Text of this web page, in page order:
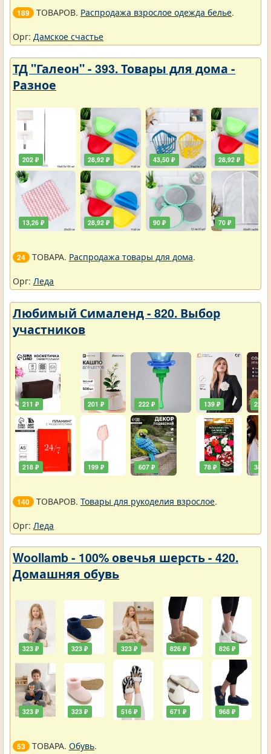
189 ТОВАРОВ. Распродажа взрослое одежда белье.
Орг: Дамское счастье
ТД "Галеон" - 393. Товары для дома -
Разное
202 ₽
13,26 ₽
28,92 ₽
28,92 ₽
43,50 ₽
90 ₽
28,92 ₽
70 ₽
24 ТОВАРА. Распродажа товары для дома.
Орг: Леда
Любимый Сималенд - 820. Выбор
участников
211 ₽
218 ₽
201 ₽
199 ₽
222 ₽
607 ₽
139 ₽
78 ₽
222 ₽
385 ₽
140 ТОВАРОВ. Товары для рукоделия взрослое.
Орг: Леда
Woollamb - 100% овечья шерсть - 420.
Домашняя обувь
323 ₽
323 ₽
323 ₽
323 ₽
323 ₽
516 ₽
826 ₽
671 ₽
826 ₽
968 ₽
53 ТОВАРА. Обувь.